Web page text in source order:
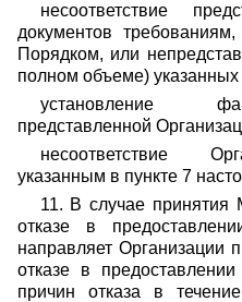
несоответствие
документов
Порядком, или
полном объеме) указанных
установление
представленной
несоответствие
указанным в пункте 7
11. В случае принятия
отказе в
направляет Организации
отказе в
причин отказа в